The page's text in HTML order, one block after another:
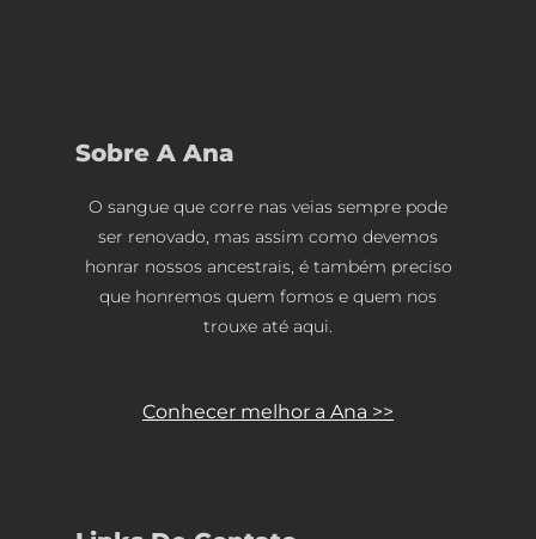
Sobre A Ana
O sangue que corre nas veias sempre pode
ser renovado, mas assim como devemos
honrar nossos ancestrais, é também preciso
que honremos quem fomos e quem nos
trouxe até aqui.
Conhecer melhor a Ana >>